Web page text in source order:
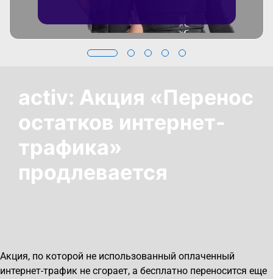
activ: Акция «Перенос
остатков интернет-
трафика»
продлевается
Акция, по которой не использованный оплаченный
интернет-трафик не сгорает, а бесплатно переносится еще